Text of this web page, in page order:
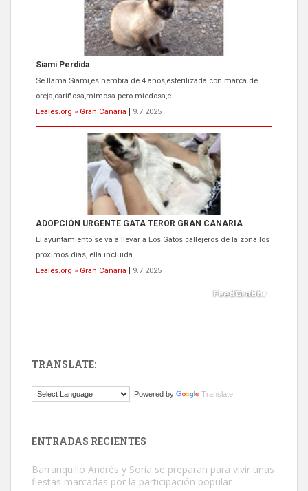
Siami Perdida
Se llama Siami,es hembra de 4 años,esterilizada con marca de
oreja,cariñosa,mimosa pero miedosa,e...
Leales.org » Gran Canaria
9.7.2025
ADOPCIÓN URGENTE GATA TEROR GRAN CANARIA
El ayuntamiento se va a llevar a Los Gatos callejeros de la zona los
próximos días, ella incluida...
Leales.org » Gran Canaria
9.7.2025
Este gato macho ha aparecido en la calle hace menos de un mes,
TRANSLATE:
Powered by Translate
ENTRADAS RECIENTES
Barranquillo Andrés y Soria se preparan para vivir unas
fiestas marcadas por la participación popular